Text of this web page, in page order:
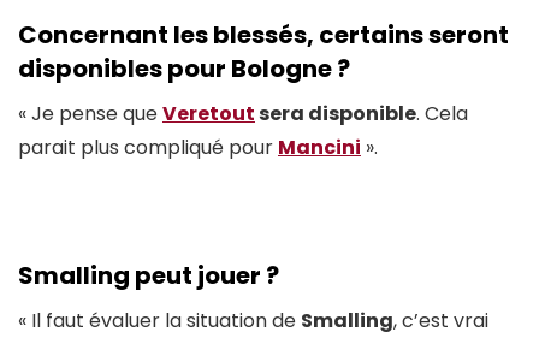
Concernant les blessés, certains seront
disponibles pour Bologne ?
« Je pense queVeretoutsera disponible. Cela
parait plus compliqué pour Mancini ».
Smalling peut jouer ?
« Il faut évaluer la situation de Smalling, c’est vrai